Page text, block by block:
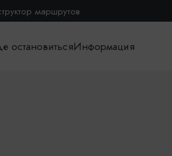
маршрутов
остановитьсяИнформация